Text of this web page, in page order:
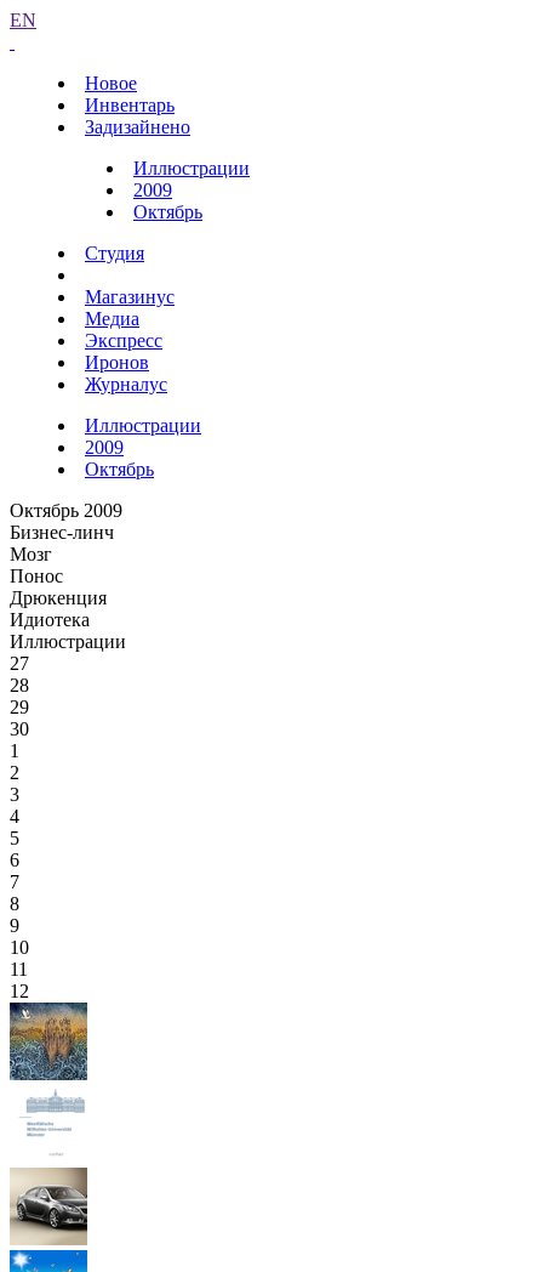
EN
Новое
Инвентарь
Задизайнено
Иллюстрации
2009
Октябрь
Студия
Магазинус
Медиа
Экспресс
Иронов
Журналус
Иллюстрации
2009
Октябрь
Октябрь 2009
Бизнес-линч
Мозг
Понос
Дрюкенция
Идиотека
Иллюстрации
27
28
29
30
1
2
3
4
5
6
7
8
9
10
11
12